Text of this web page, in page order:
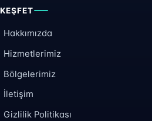
KEŞFET
Hakkımızda
Hizmetlerimiz
Bölgelerimiz
İletişim
Gizlilik Politikası